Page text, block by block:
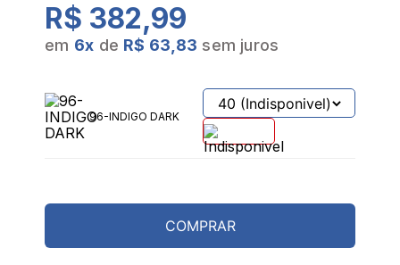
R$ 382,99
em 6x de R$ 63,83 sem juros
96-INDIGO DARK
COMPRAR